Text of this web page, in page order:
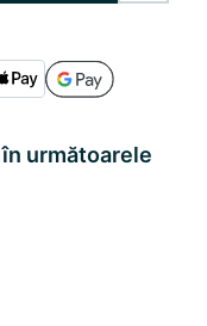
următoarele